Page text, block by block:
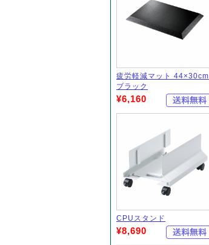
疲労軽減マット 44×30cm
ブラック
¥6,160
CPUスタンド
¥8,690